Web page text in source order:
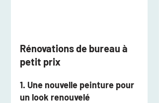
Rénovations de bureau à
petit prix
1. Une nouvelle peinture pour
un look renouvelé